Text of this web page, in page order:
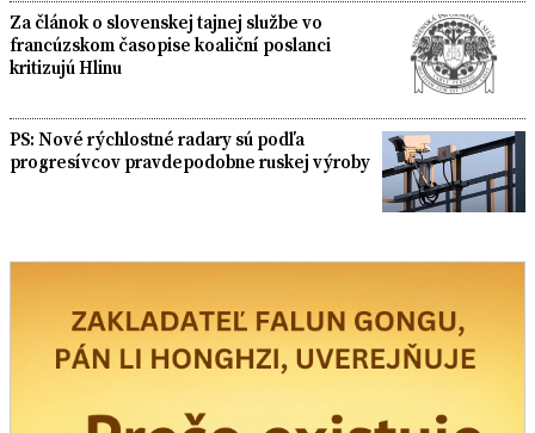
Za článok o slovenskej tajnej službe vo
francúzskom časopise koaliční poslanci
kritizujú Hlinu
PS: Nové rýchlostné radary sú podľa
progresívcov pravdepodobne ruskej výroby